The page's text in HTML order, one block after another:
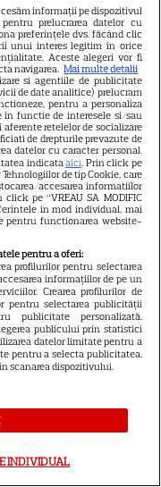
va supraviețui”
informații pe dispozitivul
prelucrarea datelor cu
preferințele dvs. făcând clic
unui interes legitim în orice
Aceste alegeri vor fi
navigarea. Mai multe detalii
si agentiile de publicitate
de date analitice) prelucram
pentru a personaliza
functie de interesele si/sau
retelelor de socializare
de drepturile prevazute de
datelor cu caracter personal.
indicataaici. Prin click pe
Tehnologiilor de tip Cookie, care
accesarea informatiilor
pe “VREAU SA MODIFIC
in mod individual, mai
pentru functionarea website-
pentru a oferi:
profilurilor pentru selectarea
informațiilor de pe un
Crearea profilurilor de
pentru selectarea publicității
publicitate personalizată.
publicului prin statistici
datelor limitate pentru a
pentru a selecta publicitatea.
scanarea dispozitivului.
INDIVIDUAL